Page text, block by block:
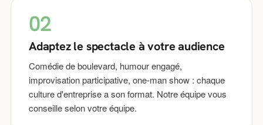
02
Adaptez le spectacle à votre audience
Comédie de boulevard, humour engagé,
improvisation participative, one-man show : chaque
culture d'entreprise a son format. Notre équipe vous
conseille selon votre équipe.